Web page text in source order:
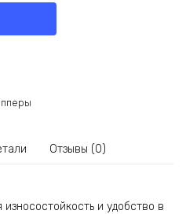
Отзывы (0)
и удобство в